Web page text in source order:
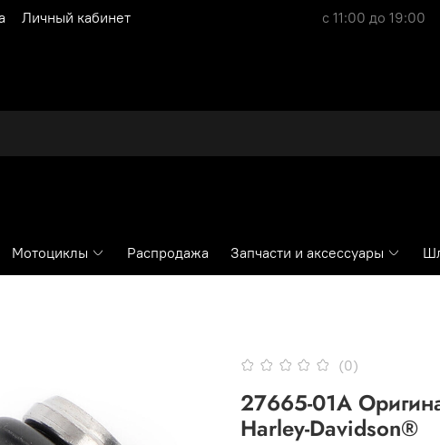
Личный кабинет с 11:00 до 19:00
Мотоциклы Распродажа Запчасти и аксессуары
(0)
27665-01А
Harley-Davidson®